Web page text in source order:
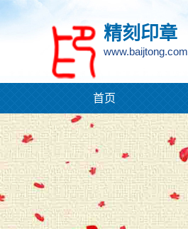
精刻印章
www.baijtong.com
首页